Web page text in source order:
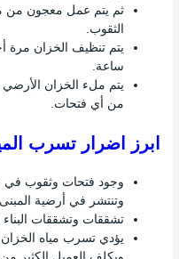
ثم يتم عمل معجون من
الثقوب.
ساعة.
يتم ملء الخزان
من أي فتحات.
ابرز اضرار تسرب
وجود فتحات وثقوب في
وتنتشر في أرضية المبنى.
تشققات وتشققات البناء
يؤدي تسرب مياه الخزان